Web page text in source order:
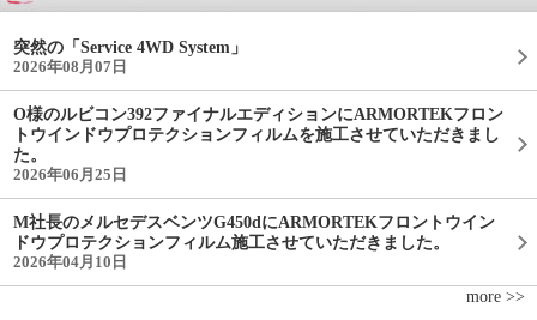
突然の「Service 4WD System」
2026年08月07日
O様のルビコン392ファイナルエディションにARMORTEKフロン
トウインドウプロテクションフィルムを施工させていただきまし
た。
2026年06月25日
M社長のメルセデスベンツG450dにARMORTEKフロントウイン
ドウプロテクションフィルム施工させていただきました。
2026年04月10日
more >>